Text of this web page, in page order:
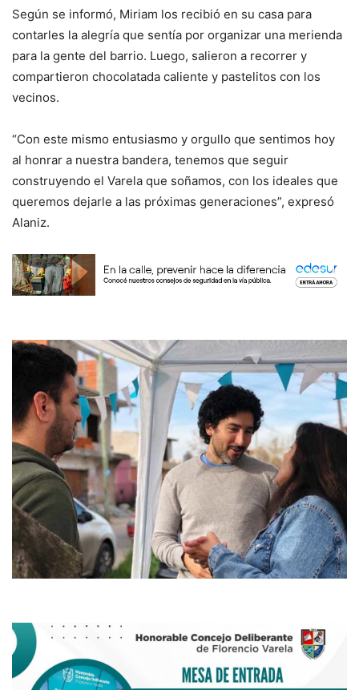
Según se informó, Miriam los recibió en su casa para
contarles la alegría que sentía por organizar una merienda
para la gente del barrio. Luego, salieron a recorrer y
compartieron chocolatada caliente y pastelitos con los
vecinos.
“Con este mismo entusiasmo y orgullo que sentimos hoy
al honrar a nuestra bandera, tenemos que seguir
construyendo el Varela que soñamos, con los ideales que
queremos dejarle a las próximas generaciones”, expresó
Alaniz.